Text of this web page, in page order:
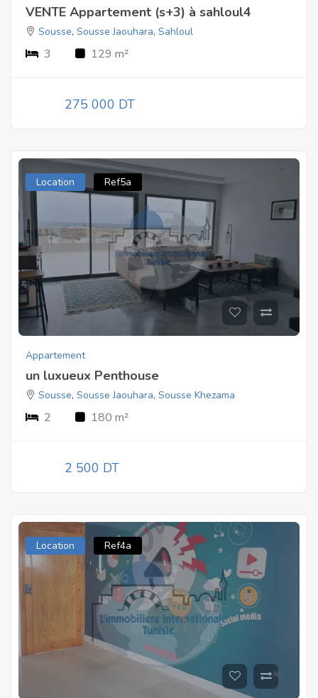
VENTE Appartement (s+3) à sahloul4
Sousse, Sousse Jaouhara, Sahloul
3 129 m²
275 000 DT
Location Ref5a
Appartement
un luxueux Penthouse
Sousse, Sousse Jaouhara, Sousse Khezama
2 180 m²
2 500 DT
Location Ref4a